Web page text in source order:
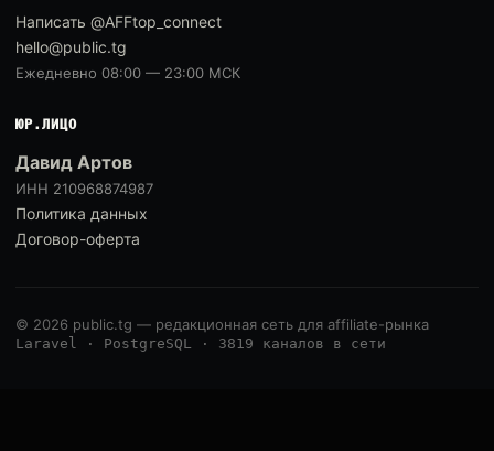
Написать @AFFtop_connect
hello@public.tg
Ежедневно 08:00 — 23:00 МСК
ЮР.ЛИЦО
Давид Артов
ИНН 210968874987
Политика данных
Договор-оферта
© 2026 public.tg — редакционная сеть для affiliate-рынка
Laravel · PostgreSQL · 3819 каналов в сети